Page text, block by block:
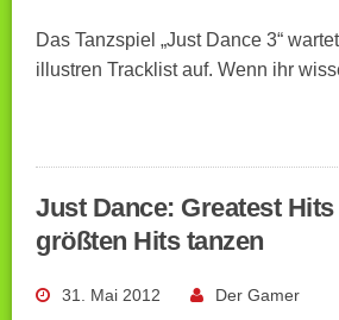
Das Tanzspiel „Just Dance 3“
illustren Tracklist auf. Wenn ihr
Just Dance: Greatest Hits
größten Hits tanzen
31. Mai 2012 Der Gamer